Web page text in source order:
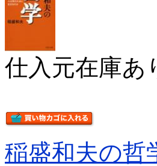
仕入元在庫あ
稲盛和夫の哲